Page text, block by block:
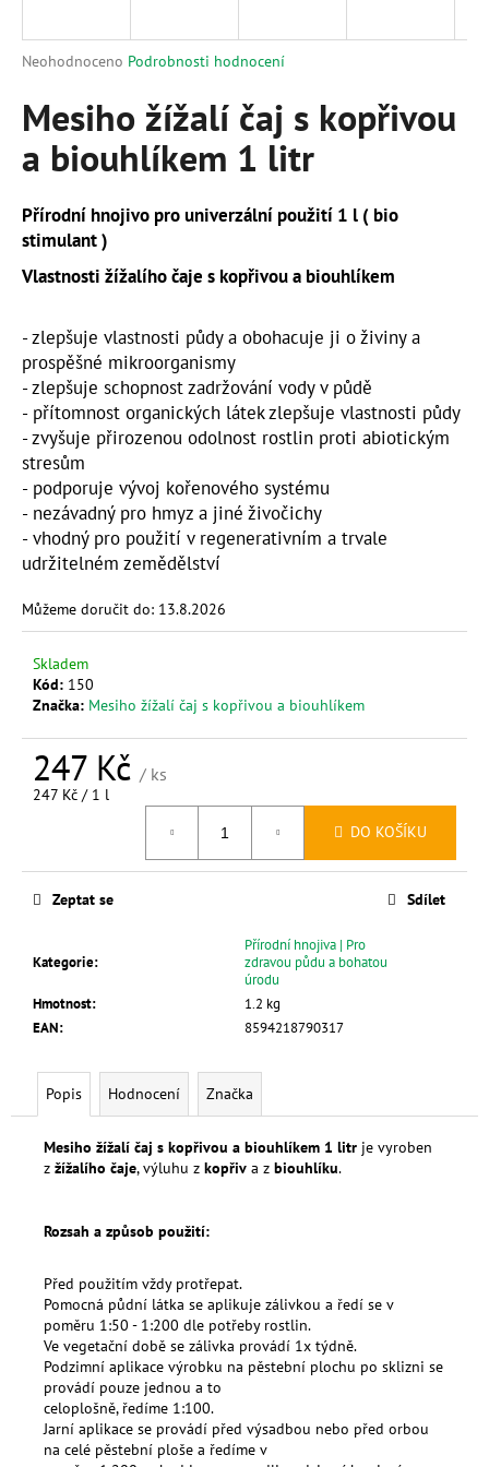
Průměrné
produktu
je
z
hvězdiček.
Neohodnoceno Podrobnosti hodnocení
Mesiho žížalí čaj s kopřivou
a biouhlíkem 1 litr
Přírodní hnojivo pro univerzální použití 1 l ( bio
stimulant )
Vlastnosti žížalího čaje s kopřivou a biouhlíkem
- zlepšuje vlastnosti půdy a obohacuje ji o živiny a
prospěšné mikroorganismy
- zlepšuje schopnost zadržování vody v půdě
- přítomnost organických látek zlepšuje vlastnosti půdy
- zvyšuje přirozenou odolnost rostlin proti abiotickým
stresům
- podporuje vývoj kořenového systému
- nezávadný pro hmyz a jiné živočichy
- vhodný pro použití v regenerativním a trvale
udržitelném zemědělství
Můžeme doručit do: 13.8.2026
Skladem
Kód: 150
Značka: Mesiho žížalí čaj s kopřivou a biouhlíkem
247 Kč / ks
Měrná
247 Kč / 1 l
DO KOŠÍKU
Kategorie:
Přírodní hnojiva | Pro
zdravou půdu a bohatou
úrodu
Hmotnost:
1.2 kg
EAN: 8594218790317
Zeptat se Sdílet
Popis Hodnocení Značka
Mesiho žížalí čaj s kopřivou a biouhlíkem 1 litr je vyroben
z žížalího čaje, výluhu z kopřiv a z biouhlíku.
Rozsah a způsob použití:
Před použitím vždy protřepat.
Pomocná půdní látka se aplikuje zálivkou a ředí se v
poměru 1:50 - 1:200 dle potřeby rostlin.
Ve vegetační době se zálivka provádí 1x týdně.
Podzimní aplikace výrobku na pěstební plochu po sklizni se
provádí pouze jednou a to
celoplošně, ředíme 1:100.
Jarní aplikace se provádí před výsadbou nebo před orbou
na celé pěstební ploše a ředíme v
j
t
?
D
o
p
o
r
u
č
u
j
e
e
MESIHO
ŽÍŽALÍ
ČAJ
S
KOPŘIVOU
BIOUHLÍKEM
10
529
Kč